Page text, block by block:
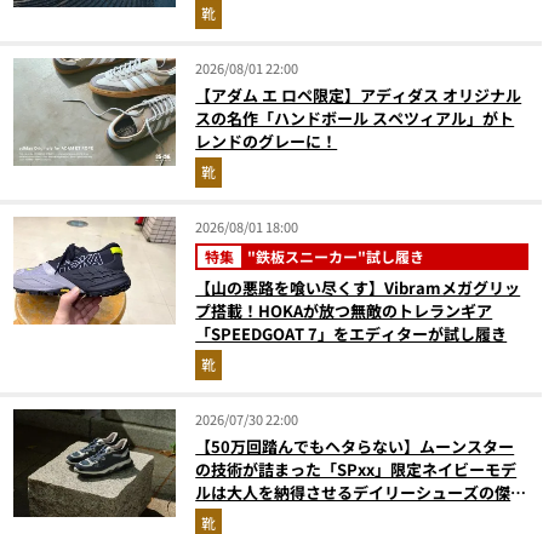
靴
2026/08/01 22:00
【アダム エ ロペ限定】アディダス オリジナル
スの名作「ハンドボール スペツィアル」がト
レンドのグレーに！
靴
2026/08/01 18:00
特集 "鉄板スニーカー"試し履き
【山の悪路を喰い尽くす】Vibramメガグリッ
プ搭載！HOKAが放つ無敵のトレランギア
「SPEEDGOAT 7」をエディターが試し履き
靴
2026/07/30 22:00
【50万回踏んでもヘタらない】ムーンスター
の技術が詰まった「SPxx」限定ネイビーモデ
ルは大人を納得させるデイリーシューズの傑作
だ
靴